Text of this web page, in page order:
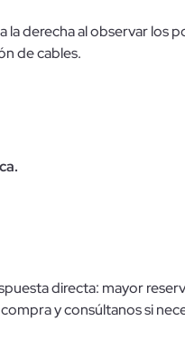
la derecha al observar los
de cables.
directa: mayor
y consúltanos si